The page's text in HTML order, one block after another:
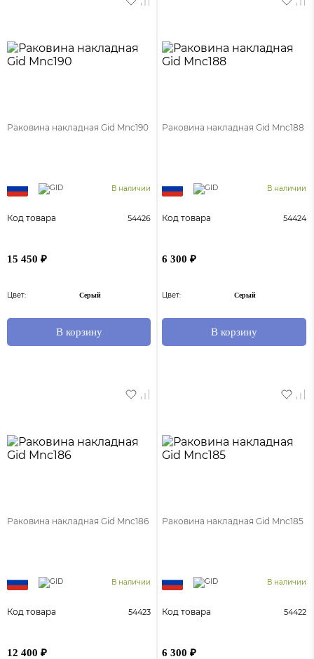
Раковина накладная Gid Mnc190
В наличии
Код товара 54426
15 450 ₽
Цвет: Серый
В корзину
Раковина накладная Gid Mnc188
В наличии
Код товара 54424
6 300 ₽
Цвет: Серый
В корзину
Раковина накладная Gid Mnc186
В наличии
Код товара 54423
12 400 ₽
Раковина накладная Gid Mnc185
В наличии
Код товара 54422
6 300 ₽